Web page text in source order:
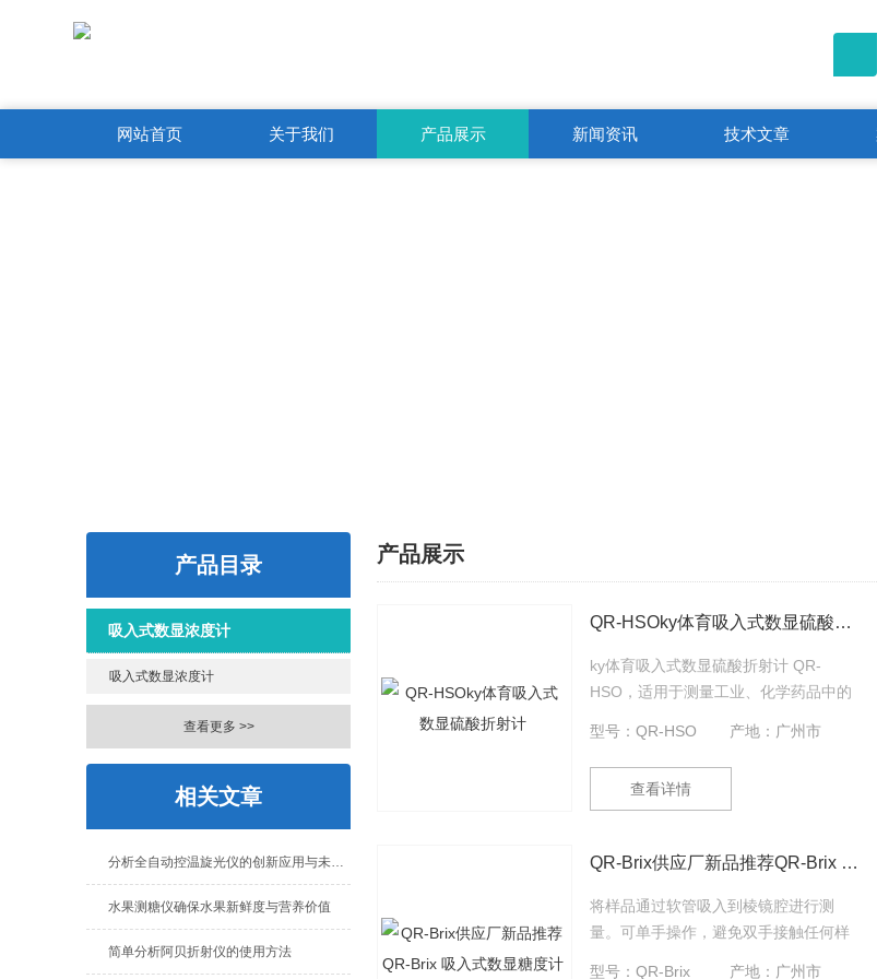
网站首页 关于我们 产品展示 新闻资讯 技术文章
产品目录
吸入式数显浓度计
吸入式数显浓度计
查看更多 >>
相关文章
分析全自动控温旋光仪的创新应用与未来发展
水果测糖仪确保水果新鲜度与营养价值
简单分析阿贝折射仪的使用方法
产品展示
QR-HSOky体育吸入式数显硫酸折射计
ky体育吸入式数显硫酸折射计 QR-
HSO，适用于测量工业、化学药品中的
型号：QR-HSO 产地：广州市
查看详情
QR-Brix供应厂新品推荐QR-Brix 吸入式数显糖度计
将样品通过软管吸入到棱镜腔进行测
量。可单手操作，避免双手接触任何样
型号：QR-Brix 产地：广州市